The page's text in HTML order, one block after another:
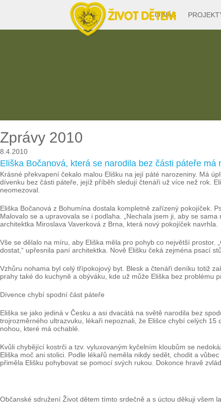
O NÁS
Zprávy 2010
8.4.2010
Eliška Bočanová, která se narodila bez části páteře má
Krásné překvapení čekalo malou Elišku na její páté narozeniny. Má
dívenku bez části páteře, jejíž příběh sledují čtenáři už více než rok.
neomezoval.
Eliška Bočanová z Bohumína dostala kompletně zařízený pokojíček.
Malovalo se a upravovala se i podlaha. „Nechala jsem ji, aby se
architektka Miroslava Vaverková z Brna, která nový pokojíček navrhla.
Vše se dělalo na míru, aby Eliška měla pro pohyb co největší prostor.
dostat,“ upřesnila paní architektka. Nově Elišku čeká zejména psací
Vzhůru nohama byl celý třípokojový byt. Blesk a čtenáři deníku totiž
prahy také do kuchyně a obýváku, kde už může Eliška bez problému
Dívence chybí spodní část páteře
Eliška se jako jediná v Česku a asi dvacátá na světě narodila bez
trojrozměrného ultrazvuku, lékaři nepoznali, že Elišce chybí celých
nohou, které má ochablé.
Kvůli chybějící kostrči a tzv. vyluxovaným kyčelním kloubům se
Eliška moč ani stolici. Podle lékařů neměla nikdy sedět, chodit a
přiměla Elišku pohybovat se pomocí svých rukou. Dokonce hravě
Občanské sdružení Život dětem tímto srdečně a s úctou děkuji všem